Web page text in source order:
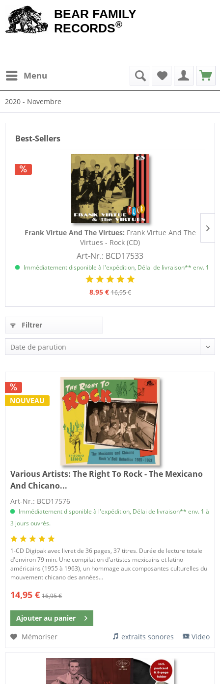
BEAR FAMILY
RECORDS®
Menu
2020 - Novembre
Best-Sellers
Frank Virtue And The Virtues: Frank Virtue And The
Virtues - Rock (CD)
Art-Nr.: BCD17533
Immédiatement disponible à l'expédition, Délai de livraison** env. 1 à
8,95 € 16,95 €
Filtrer
NOUVEAU
Various Artists: The Right To Rock - The Mexicano
And Chicano...
Art-Nr.: BCD17576
Immédiatement disponible à l'expédition, Délai de livraison** env. 1 à
3 jours ouvrés.
1-CD Digipak avec livret de 36 pages, 37 titres. Durée de lecture totale
d'environ 79 min. Une compilation d'artistes mexicains et latino-
américains (1955 à 1963), un hommage aux composantes culturelles du
mouvement chicano des années...
14,95 € 16,95 €
Ajouter au panier
Mémoriser
extraits sonores Video